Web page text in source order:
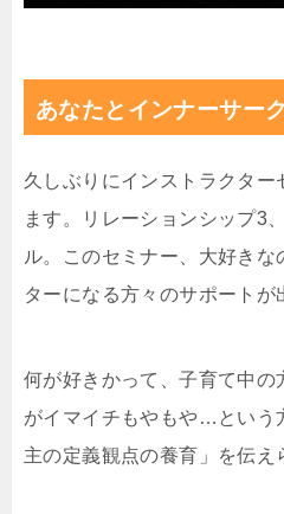
あなたとインナーサー
久しぶりにインストラクタ
ます。リレーションシップ3
ル。このセミナー、大好きな
ターになる方々のサポートが
何が好きかって、子育て中の
がイマイチもやもや…という
主の定義観点の養育」を伝え